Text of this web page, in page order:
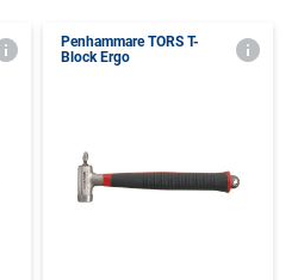
Penhammare TORS T-
Block Ergo